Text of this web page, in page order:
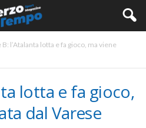
B: l’Atalanta lotta e fa gioco, ma viene
lotta e fa gioco,
dal Varese